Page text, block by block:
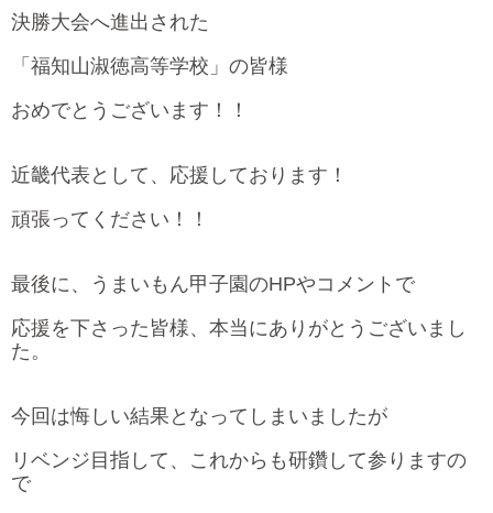
決勝大会へ進出された
「福知山淑徳高等学校」の皆様
おめでとうございます！！
近畿代表として、応援しております！
頑張ってください！！
最後に、うまいもん甲子園のHPやコメントで
応援を下さった皆様、本当にありがとうございまし
た。
今回は悔しい結果となってしまいましたが
リベンジ目指して、これからも研鑽して参りますの
で